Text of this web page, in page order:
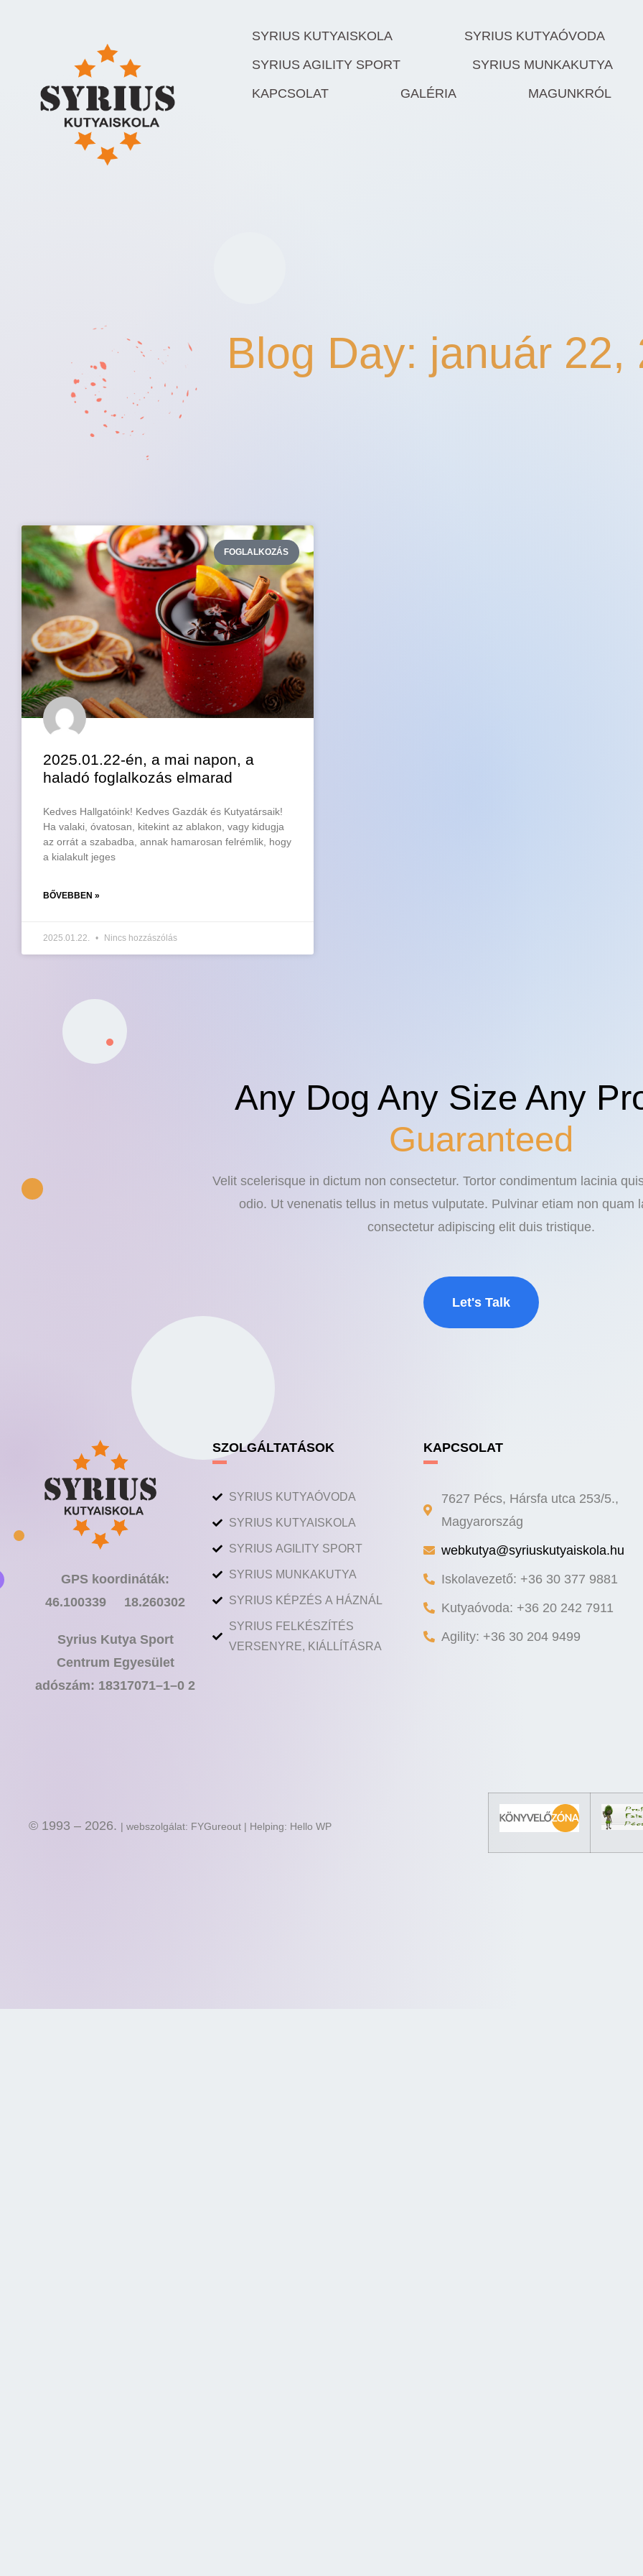
SYRIUS KUTYAISKOLA
SYRIUS KUTYAÓVODA
SYRIUS AGILITY SPORT
SYRIUS MUNKAKUTYA
KAPCSOLAT
GALÉRIA MAGUNKRÓL
Blog Day: január 22,
FOGLALKOZÁS
2025.01.22-én, a mai napon, a
haladó foglalkozás elmarad
Kedves Hallgatóink! Kedves Gazdák és Kutyatársaik!
Ha valaki, óvatosan, kitekint az ablakon, vagy kidugja
az orrát a szabadba, annak hamarosan felrémlik, hogy
a kialakult jeges
BŐVEBBEN »
2025.01.22. Nincs hozzászólás
Any Dog Any Size Any
Guaranteed
Velit scelerisque in dictum non consectetur. Tortor condimentum lacinia
odio. Ut venenatis tellus in metus vulputate. Pulvinar etiam non quam
consectetur adipiscing elit duis tristique.
Let's Talk
GPS koordináták:
46.100339 18.260302
Syrius Kutya Sport
Centrum Egyesület
adószám: 18317071–1–0 2
SZOLGÁLTATÁSOK
SYRIUS KUTYAÓVODA
SYRIUS KUTYAISKOLA
SYRIUS AGILITY SPORT
SYRIUS MUNKAKUTYA
SYRIUS KÉPZÉS A HÁZNÁL
SYRIUS FELKÉSZÍTÉS
VERSENYRE, KIÁLLÍTÁSRA
KAPCSOLAT
7627 Pécs, Hársfa utca 253/5.,
Magyarország
webkutya@syriuskutyaiskola.hu
Iskolavezető: +36 30 377 9881
Kutyaóvoda: +36 20 242 7911
Agility: +36 30 204 9499
© 1993 – 2026. | webszolgálat: FYGureout | Helping: Hello WP